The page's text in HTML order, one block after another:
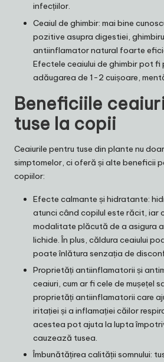
infecțiilor.
Ceaiul de ghimbir: mai bine
pozitive asupra digestiei,
antiinflamator natural foarte
Efectele ceaiului de ghimbir pot fi
adăugarea de 1-2 cuișoare,
Beneficiile
tuse la copii
Ceaiurile pentru tuse din plante nu
simptomelor, ci oferă și alte beneficii
copiilor:
Efecte calmante și hidratante:
atunci când copilul este răcit, iar
modalitate plăcută de a asigura
lichide. În plus, căldura ceaiului
poate înlătura senzația de
Proprietăți antiinflamatorii și
ceaiuri, cum ar fi cele de mușețel
proprietăți antiinflamatorii care
iritației și a inflamației căilor
acestea pot ajuta la lupta
cauzează tusea.
Îmbunătățirea calității somnului: